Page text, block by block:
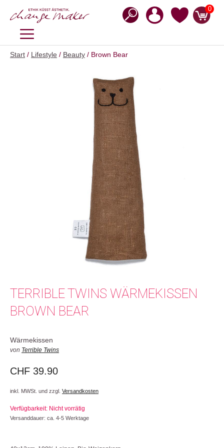
Inhalt
0
MENÜ
Start / Lifestyle / Beauty / Brown Bear
TERRIBLE TWINS WÄRMEKISSEN
BROWN BEAR
Wärmekissen
von Terrible Twins
CHF 39.90
inkl. MWSt. und zzgl. Versandkosten
Verfügbarkeit: Nicht vorrätig
Versanddauer: ca. 4-5 Werktage